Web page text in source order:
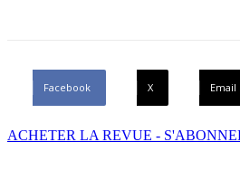
Facebook X Email
ACHETER LA REVUE -